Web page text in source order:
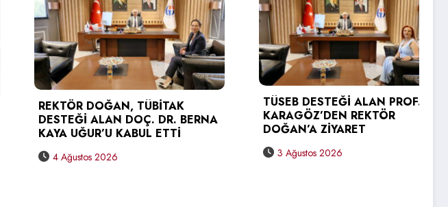
REKTÖR DOĞAN, TÜBİTAK
DESTEĞİ ALAN DOÇ. DR. BERNA
KAYA UĞUR’U KABUL ETTİ
4 Ağustos 2026
TÜSEB DESTEĞİ ALAN PROF. DR.
KARAGÖZ’DEN REKTÖR
DOĞAN’A ZİYARET
3 Ağustos 2026